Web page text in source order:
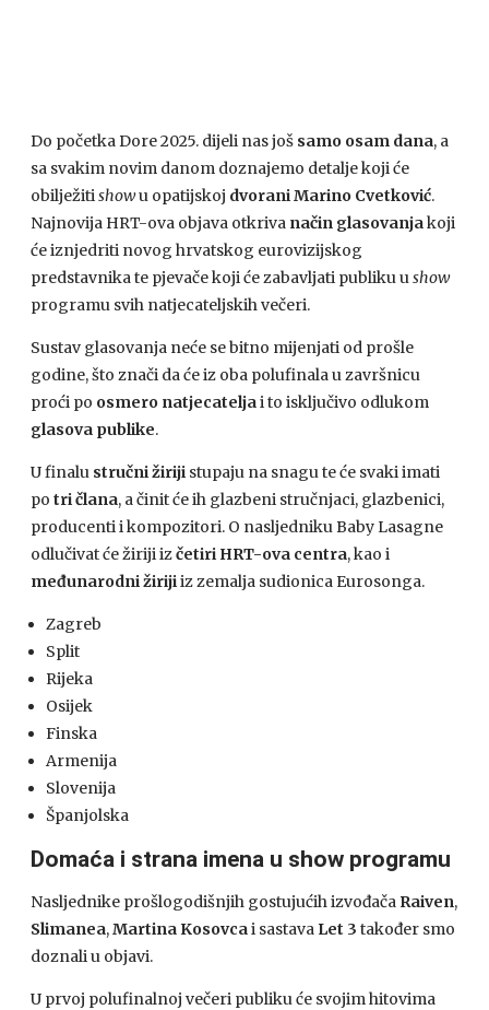
Do početka Dore 2025. dijeli nas još samo osam dana, a
sa svakim novim danom doznajemo detalje koji će
obilježitishowu opatijskoj dvorani Marino Cvetković.
Najnovija HRT-ova objava otkriva način glasovanjakoji
će iznjedriti novog hrvatskog eurovizijskog
predstavnika te pjevače koji će zabavljati publiku ushow
programu svih natjecateljskih večeri.
Sustav glasovanja neće se bitno mijenjati od prošle
godine, što znači da će iz oba polufinala u završnicu
proći po osmero natjecateljai to isključivo odlukom
glasova publike.
U finalu stručni žiriji stupaju na snagu te će svaki imati
po tri člana, a činit će ih glazbeni stručnjaci, glazbenici,
producenti i kompozitori. O nasljedniku Baby Lasagne
odlučivat će žiriji izčetiri HRT-ova centra, kao i
međunarodni žirijiiz zemalja sudionica Eurosonga.
Zagreb
Split
Rijeka
Osijek
Finska
Armenija
Slovenija
Španjolska
Domaća i strana imena u show programu
Nasljednike prošlogodišnjih gostujućih izvođača Raiven,
Slimanea,Martina Kosovcai sastava Let 3 također smo
doznali u objavi.
U prvoj polufinalnoj večeri publiku će svojim hitovima